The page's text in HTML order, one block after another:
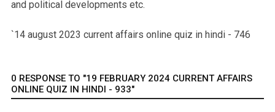
and political developments etc.
`14 august 2023 current affairs online quiz in hindi - 746
0 RESPONSE TO "19 FEBRUARY 2024 CURRENT AFFAIRS
ONLINE QUIZ IN HINDI - 933"